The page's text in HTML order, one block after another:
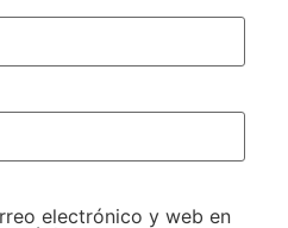
electrónico y web en